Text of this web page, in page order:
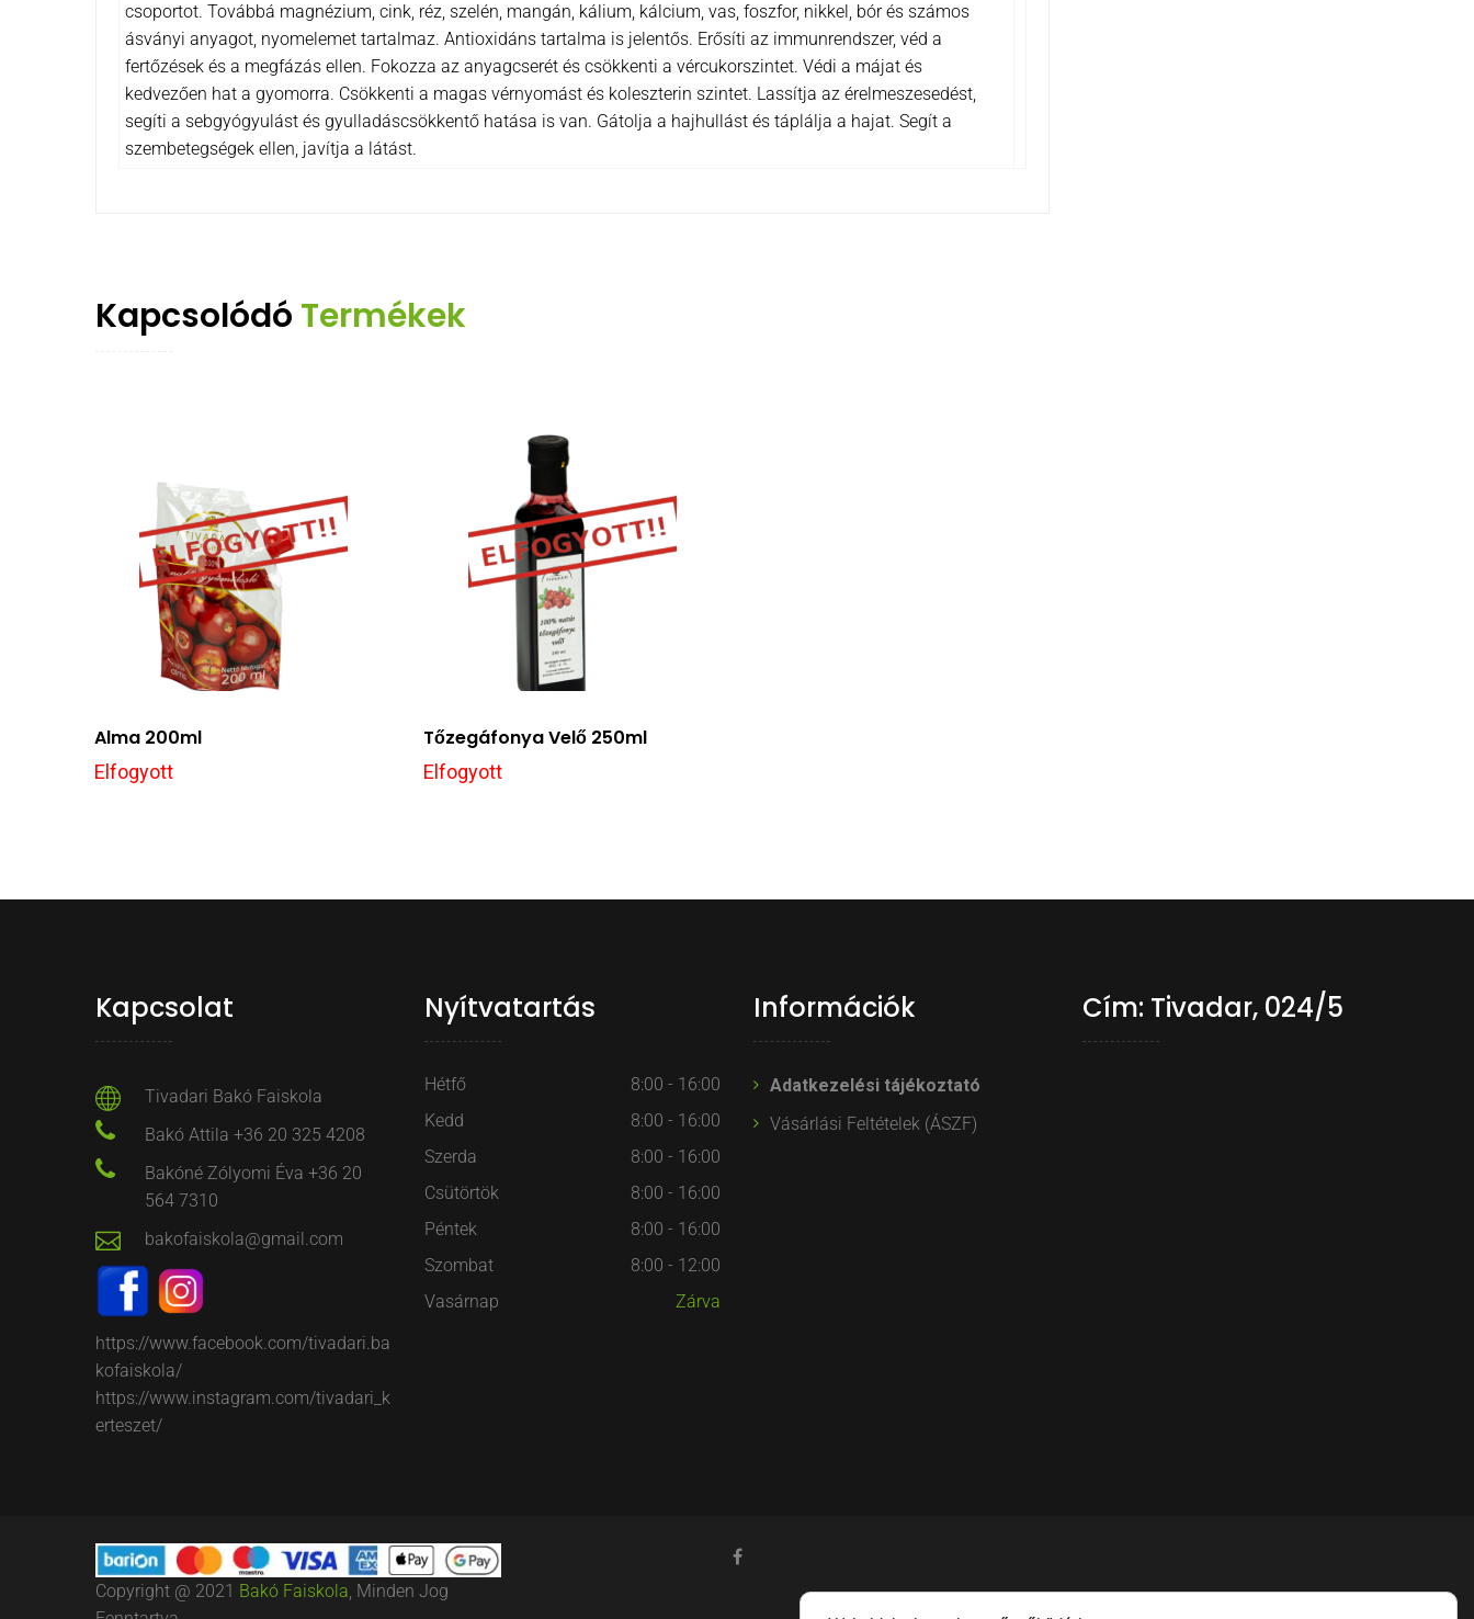
csoportot. Továbbá magnézium, cink, réz, szelén, mangán, kálium, kálcium, vas, foszfor, nikkel, bór és számos
ásványi anyagot, nyomelemet tartalmaz. Antioxidáns tartalma is jelentős. Erősíti az immunrendszer, véd a
fertőzések és a megfázás ellen. Fokozza az anyagcserét és csökkenti a vércukorszintet. Védi a májat és
kedvezően hat a gyomorra. Csökkenti a magas vérnyomást és koleszterin szintet. Lassítja az érelmeszesedést,
segíti a sebgyógyulást és gyulladáscsökkentő hatása is van. Gátolja a hajhullást és táplálja a hajat. Segít a
szembetegségek ellen, javítja a látást.
Kapcsolódó Termékek
Alma 200ml
Elfogyott
Tőzegáfonya Velő 250ml
Elfogyott
Kapcsolat
Tivadari Bakó Faiskola
Bakó Attila +36 20 325 4208
Bakóné Zólyomi Éva +36 20
564 7310
bakofaiskola@gmail.com
https://www.facebook.com/tivadari.ba
kofaiskola/
https://www.instagram.com/tivadari_k
erteszet/
Nyítvatartás
Hétfő
8:00 - 16:00
Kedd
8:00 - 16:00
Szerda
8:00 - 16:00
Csütörtök
8:00 - 16:00
Péntek
8:00 - 16:00
Szombat
8:00 - 12:00
Vasárnap
Zárva
Információk
Adatkezelési tájékoztató
Vásárlási Feltételek (ÁSZF)
Cím: Tivadar, 024/5
Copyright @ 2021 Bakó Faiskola , Minden Jog